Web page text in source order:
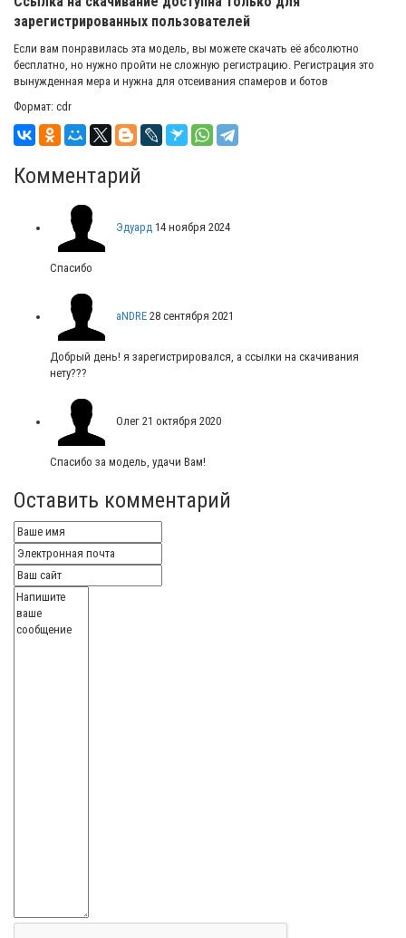
зарегистрированных пользователей
Если вам понравилась эта модель, вы можете скачать её абсолютно
бесплатно, но нужно пройти не сложную регистрацию. Регистрация это
вынужденная мера и нужна для отсеивания спамеров и ботов
Формат: cdr
Комментарий
Эдуард 14 ноября 2024
Спасибо
aNDRE 28 сентября 2021
Добрый день! я зарегистрировался, а ссылки на скачивания
нету???
Олег 21 октября 2020
Спасибо за модель, удачи Вам!
Оставить комментарий